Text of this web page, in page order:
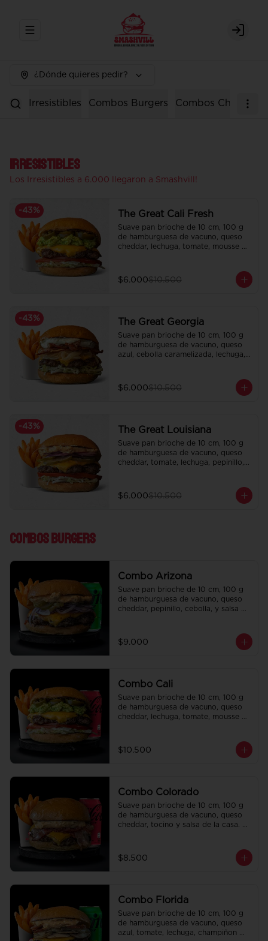
Abrir menu de navegación Login
¿Dónde quieres pedir?
Irresistibles Combos Burgers Combos Chicken
Irresistibles
Los Irresistibles a 6.000 llegaron a Smashvill!
-43% The Great Cali Fresh
Suave pan brioche de 10 cm, 100 g
de hamburguesa de vacuno, queso
cheddar, lechuga, tomate, mousse de
$6.000$10.500
-43% The Great Georgia
Suave pan brioche de 10 cm, 100 g
de hamburguesa de vacuno, queso
azul, cebolla caramelizada, lechuga,
$6.000$10.500
-43% The Great Louisiana
Suave pan brioche de 10 cm, 100 g
de hamburguesa de vacuno, queso
cheddar, tomate, lechuga, pepinillo,
Incluye papas fritas crocantes.
$6.000$10.500
Combos Burgers
Combo Arizona
Suave pan brioche de 10 cm, 100 g
de hamburguesa de vacuno, queso
cheddar, pepinillo, cebolla, y salsa de
regalo a elección y una bebida de
350 cc a elección.
$9.000
Combo Cali
Suave pan brioche de 10 cm, 100 g
de hamburguesa de vacuno, queso
cheddar, lechuga, tomate, mousse de
condimentadas, salsa de la casa de
regalo a elección y una bebida de
$10.500
Combo Colorado
Suave pan brioche de 10 cm, 100 g
de hamburguesa de vacuno, queso
cheddar, tocino y salsa de la casa.
regalo a elección y una bebida de
350 cc a elección.
$8.500
Combo Florida
Suave pan brioche de 10 cm, 100 g
de hamburguesa de vacuno, queso
azul, tomate, lechuga, champiñon